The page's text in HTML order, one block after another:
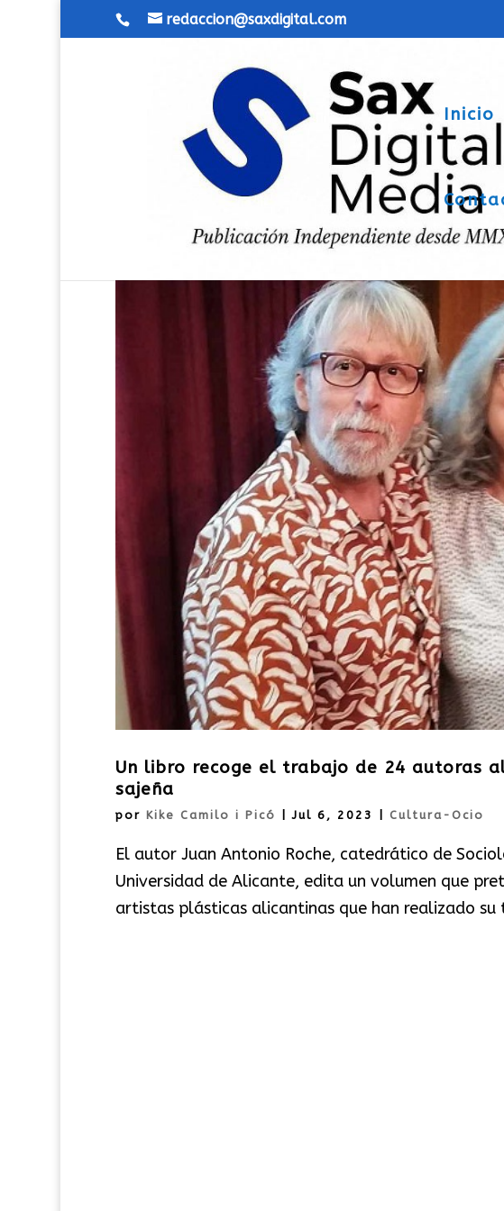
redaccion@saxdigital.com
Inicio
Un libro recoge el trabajo de 24 autoras
sajeña
por Kike Camilo i Picó |Jul 6, 2023 Cultura-Ocio
El autor Juan Antonio Roche, catedrático de
Universidad de Alicante, edita un volumen que
artistas plásticas alicantinas que han realizado